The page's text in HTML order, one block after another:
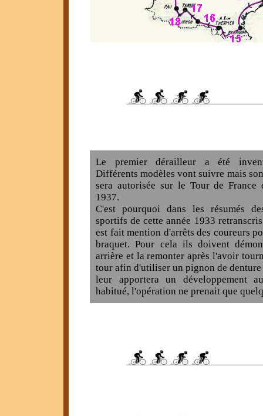
Le premier dérailleur a été
Différents modèles vont suivre mais
sera autorisée sur le Tour de France
1937.
C'est pourquoi dans les résumés
sportifs de cette année 1933
est fait mention d'arrêts des coureurs
braquet. Pour cela ils doivent
arrière et la remonter après l'avoir
tour afin d'utiliser un pignon de
leur apportera un développement
habitué, l'opération ne prenait que